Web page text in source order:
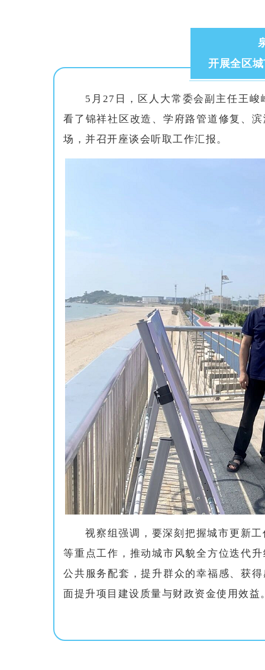
开展全区
5月27日，区人大常委会副主任王
看了锦祥社区改造、学府路管道修复、
场，并召开座谈会听取工作汇报。
视察组强调，要深刻把握城市更新
等重点工作，推动城市风貌全方位迭代
公共服务配套，提升群众的幸福感、获
面提升项目建设质量与财政资金使用效益